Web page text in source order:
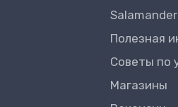
Полезная
Советы по
Магазины